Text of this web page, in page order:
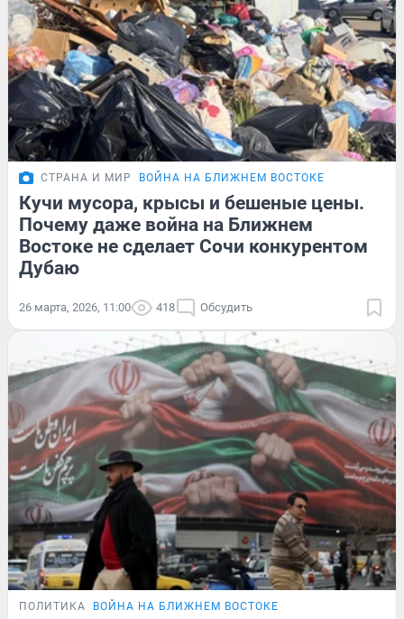
СТРАНА И МИР ВОЙНА НА БЛИЖНЕМ ВОСТОКЕ
Кучи мусора, крысы и бешеные цены.
Почему даже война на Ближнем
Востоке не сделает Сочи конкурентом
Дубаю
26 марта, 2026, 11:00 418 Обсудить
ПОЛИТИКА ВОЙНА НА БЛИЖНЕМ ВОСТОКЕ